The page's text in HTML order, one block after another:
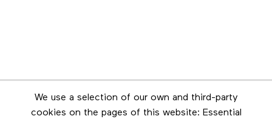
We use a selection of our own and third-party
cookies on the pages of this website: Essential
Newsletter
Stay in touch by subscribing to the newsletter